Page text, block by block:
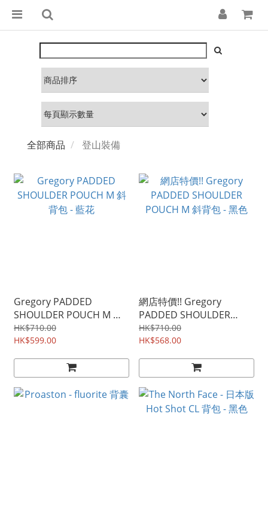
全部商品 登山裝備
Gregory PADDED
SHOULDER POUCH M 斜
背包 - 藍花
HK$710.00
HK$599.00
網店特價!! Gregory
PADDED SHOULDER
POUCH M 斜背包 - 黑色
HK$710.00
HK$568.00